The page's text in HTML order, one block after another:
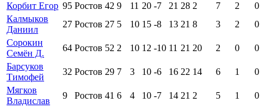
Корбит Егор 95 Ростов 42 9 11 20 -7 21 28 2 7 2
0
Калмыков
Даниил
27 Ростов 27 5 10 15 -8 13 21 8 3 2
0
Сорокин
Семён Д.
64 Ростов 52 2 10 12 -10 11 21 20 2 0
0
Барсуков
Тимофей
32 Ростов 29 7 3 10 -6 16 22 14 6 1
0
Мягков
Владислав
9 Ростов 41 6 4 10 -7 14 21 2 5 1
0